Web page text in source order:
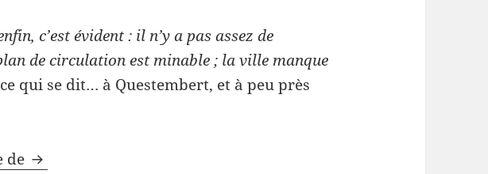
c’est évident : il n’y a pas assez de
de circulation est minable ; la ville manque
qui se dit… à Questembert, et à peu près
de Si on parlait de commerces ?